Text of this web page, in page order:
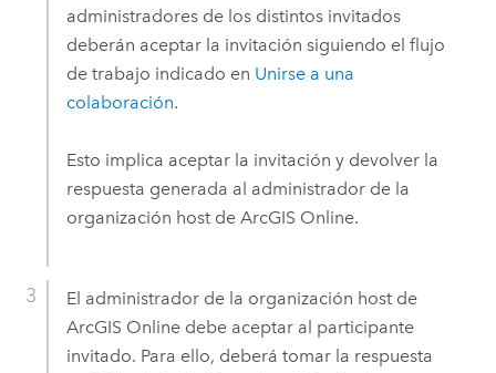
administradores de los distintos invitados
deberán aceptar la invitación siguiendo el flujo
de trabajo indicado en Unirse a una
colaboración.
Esto implica aceptar la invitación y devolver la
respuesta generada al administrador de la
organización host de ArcGIS Online.
El administrador de la organización host de
ArcGIS Onlinedebe aceptar al participante
invitado. Para ello, deberá tomar la respuesta